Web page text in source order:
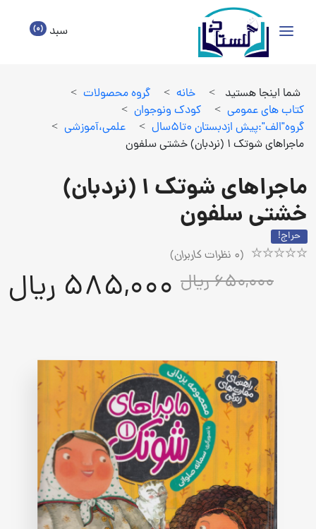
سبد (0)
شما اینجا هستید > خانه > گروه محصولات >
كتاب هاي عمومي > كودك ونوجوان >
گروه"الف":پيش ازدبستان 0تا5سال
> علمي،آموزشي >
ماجراهای شوتک 1 (نردبان) خشتی سلفون
ماجراهای شوتک 1 (نردبان)
خشتی سلفون
حراج!
(
0 نظرات کاربران)
650,000 ریال 585,000 ریال